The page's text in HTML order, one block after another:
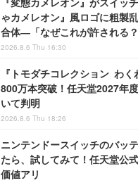
ゃカメレオン』風ロゴに粗製
合体―「なぜこれが許される
2026.8.6 Thu 16:30
『トモダチコレクション わ
800万本突破！任天堂2027年
いて判明
2026.8.6 Thu 18:26
ニンテンドースイッチのバッ
たら、試してみて！任天堂公
価値アリ